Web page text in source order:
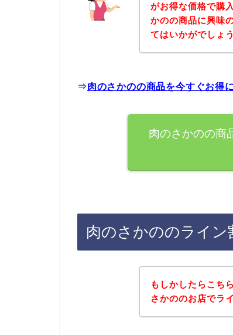
がお得な価格で購
かのの商品に興味
てはいかがでしょ
⇒肉のさかのの商品を今すぐお得
肉のさかのの商
肉のさかののライ
もしかしたらこち
さかののお店でラ